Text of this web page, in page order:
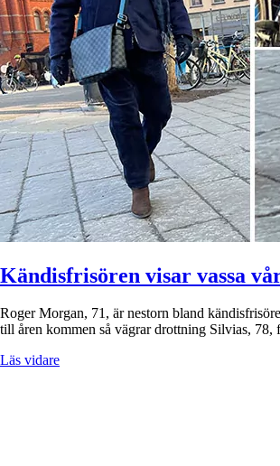
Kändisfrisören visar vassa
Roger Morgan, 71, är nestorn bland
till åren kommen så vägrar drottning Silvias,
Läs vidare